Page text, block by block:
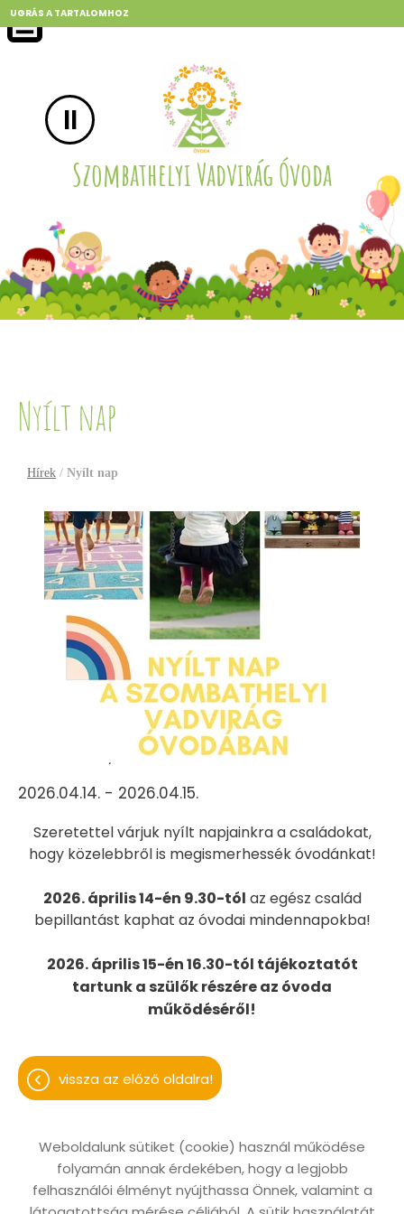
UGRÁS A TARTALOMHOZ
Szombathelyi Vadvirág Óvoda
II
Szombathelyi Vadvirág Óvoda
Szombathelyi Vadvirág Óvoda
Nyílt nap
Hírek / Nyílt nap
2026.04.14. - 2026.04.15.
Szeretettel várjuk nyílt napjainkra a családokat,
hogy közelebbről is megismerhessék óvodánkat!
2026. április 14-én 9.30-tól az egész család
bepillantást kaphat az óvodai mindennapokba!
2026. április 15-én 16.30-tól tájékoztatót
tartunk a szülők részére az óvoda
működéséről!
vissza az előző oldalra!
Oldal információk
Adatkezelési tájékoztató
Impresszum
Sütik kezelése
Weboldalunk sütiket (cookie) használ működése
folyamán annak érdekében, hogy a legjobb
felhasználói élményt nyújthassa Önnek, valamint a